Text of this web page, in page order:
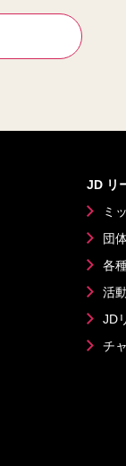
JD リ
ミ
団
各
活
JD
チ